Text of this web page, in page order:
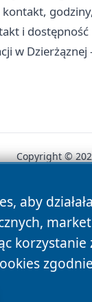
i dostępność
w
aby
Copyright ©
News Autorzy